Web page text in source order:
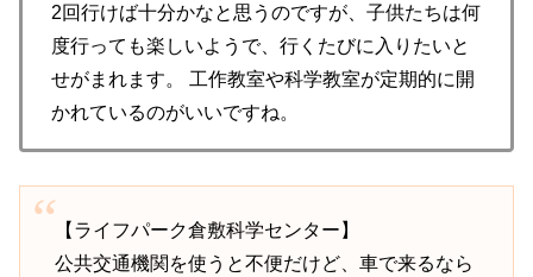
2回行けば十分かなと思うのですが、子供たちは何
度行っても楽しいようで、行くたびに入りたいと
せがまれます。 工作教室や科学教室が定期的に開
かれているのがいいですね。
【ライフパーク倉敷科学センター】
公共交通機関を使うと不便だけど、車で来るなら